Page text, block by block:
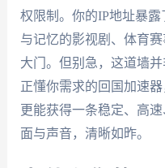
权限制。你的IP地址暴
与记忆的影视剧、体育
大门。但别急，这道墙
正懂你需求的回国加速
更能获得一条稳定、高
面与声音，清晰如昨。